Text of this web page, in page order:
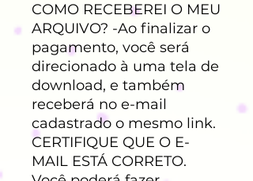
COMO RECEBEREI O MEU
ARQUIVO? -Ao finalizar o
pagamento, você será
direcionado à uma tela de
download, e também
receberá no e-mail
cadastrado o mesmo link.
CERTIFIQUE QUE O E-
MAIL ESTÁ CORRETO.